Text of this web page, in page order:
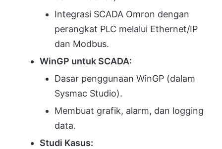
Integrasi SCADA Omron dengan
perangkat PLC melalui Ethernet/IP
dan Modbus.
WinGP untuk SCADA:
Dasar penggunaan WinGP (dalam
Sysmac Studio).
Membuat grafik, alarm, dan logging
data.
Studi Kasus: